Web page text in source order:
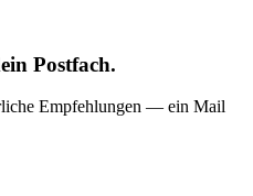
Postfach.
Empfehlungen — ein Mail